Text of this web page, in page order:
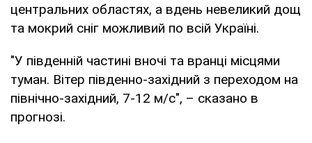
центральних областях, а вдень невеликий дощ
та мокрий сніг можливий по всій Україні.
"У південній частині вночі та вранці місцями
туман. Вітер південно-західний з переходом на
північно-західний, 7-12 м/с", – сказано в
прогнозі.